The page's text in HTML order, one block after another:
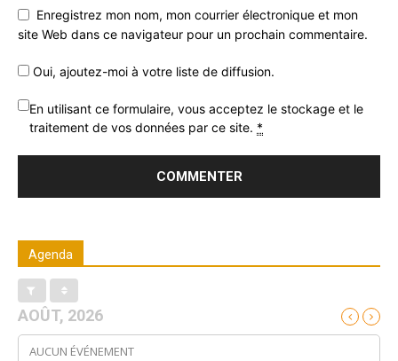
Enregistrez mon nom, mon courrier électronique et mon
site Web dans ce navigateur pour un prochain commentaire.
Oui, ajoutez-moi à votre liste de diffusion.
En utilisant ce formulaire, vous acceptez le stockage et le
traitement de vos données par ce site. *
Agenda
AOÛT, 2026
AUCUN ÉVÉNEMENT